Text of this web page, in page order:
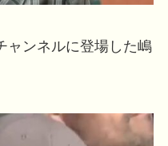
ャンネルに登場した嶋